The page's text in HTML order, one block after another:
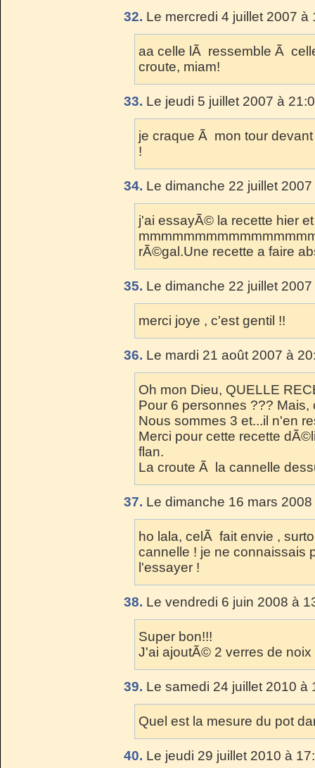
32. Le mercredi 4 juillet 2007
aa celle lÃ ressemble Ã
croute, miam!
33. Le jeudi 5 juillet 2007 à
je craque Ã mon tour
!
34. Le dimanche 22 juillet
j'ai essayÃ© la recette hier et
rÃ©gal.Une recette a faire
35. Le dimanche 22 juillet
merci joye , c'est gentil !!
36. Le mardi 21 août 2007 à
Oh mon Dieu, QUELLE
Pour 6 personnes ???
Nous sommes 3 et...il n'en
Merci pour cette recette
flan.
La croute Ã la cannelle
37. Le dimanche 16 mars
ho lala, celÃ fait envie ,
cannelle ! je ne connaissais
l'essayer !
38. Le vendredi 6 juin 2008 à
Super bon!!!
J'ai ajoutÃ© 2 verres de
39. Le samedi 24 juillet 2010 à
Quel est la mesure du pot
40. Le jeudi 29 juillet 2010 à